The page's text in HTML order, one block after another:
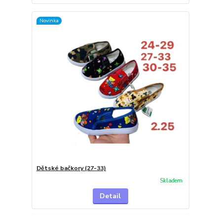
Novinka
Dětské bačkory (27-33)
Skladem
Detail